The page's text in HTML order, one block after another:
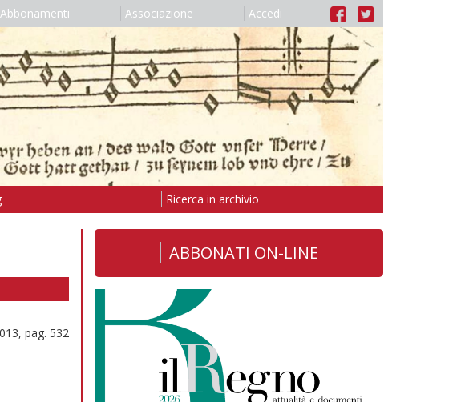
Abbonamenti Associazione Accedi
Ricerca in archivio
pag. 532
ABBONATI ON-LINE